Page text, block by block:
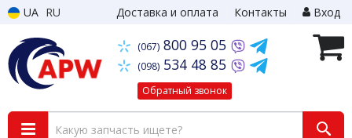
UA RU Доставка и оплата Контакты Вход
(067) 800 95 05
(098) 534 48 85
Обратный звонок